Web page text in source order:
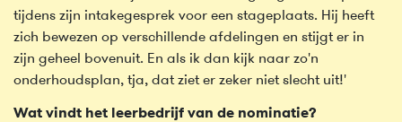
tijdens zijn intakegesprek voor een stageplaats. Hij heeft
zich bewezen op verschillende afdelingen en stijgt er in
zijn geheel bovenuit. En als ik dan kijk naar zo'n
onderhoudsplan, tja, dat ziet er zeker niet slecht uit!'
Wat vindt het leerbedrijf van de nominatie?